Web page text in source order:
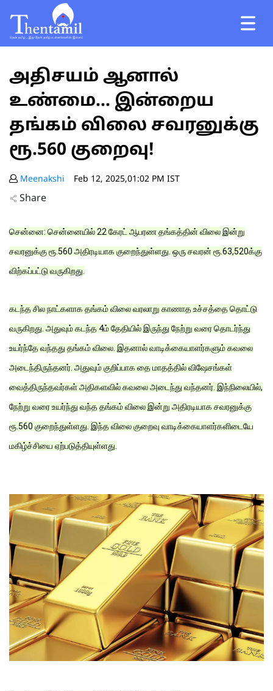
அதிசயம் ஆனால்
உண்மை... இன்றைய
தங்கம் விலை சவரனுக்கு
ரூ.560 குறைவு!
Meenakshi Feb 12, 2025,01:02 PM IST
Share
சென்னை: சென்னையில் 22 கேரட் ஆபரண தங்கத்தின் விலை இன்று
சவரனுக்கு ரூ.560 அதிரடியாக குறைந்துள்ளது. ஒரு சவரன் ரூ.63,520க்கு
விற்கப்பட்டு வருகிறது.
கடந்த சில நாட்களாக தங்கம் விலை வரலாறு காணாத உச்சத்தை தொட்டு
வருகிறது. அதுவும் கடந்த 4ம் தேதியில் இருந்து நேற்று வரை தொடர்ந்து
உயர்ந்தே வந்தது தங்கம் விலை. இதனால் வாடிக்கையாளர்களும் கவலை
அடைந்திருந்தனர். அதுவும் குறிப்பாக தை மாதத்தில் விஷேசங்கள்
வைத்திருந்தவர்கள் அதிகளவில் கவலை அடைந்து வந்தனர். இந்நிலையில்,
நேற்று வரை உயர்ந்து வந்த தங்கம் விலை இன்று அதிரடியாக சவரனுக்கு
ரூ.560 குறைந்துள்ளது. இந்த விலை குறைவு வாடிக்கையாளர்களிடையே
மகிழ்ச்சியை ஏற்படுத்தியுள்ளது.